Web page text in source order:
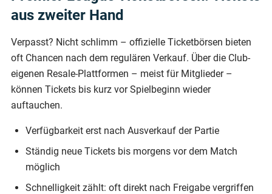
aus zweiter Hand
Verpasst? Nicht schlimm – offizielle Ticketbörsen bieten
oft Chancen nach dem regulären Verkauf. Über die Club-
eigenen Resale-Plattformen – meist für Mitglieder –
können Tickets bis kurz vor Spielbeginn wieder
auftauchen.
Verfügbarkeit erst nach Ausverkauf der Partie
Ständig neue Tickets bis morgens vor dem Match
möglich
Schnelligkeit zählt: oft direkt nach Freigabe vergriffen